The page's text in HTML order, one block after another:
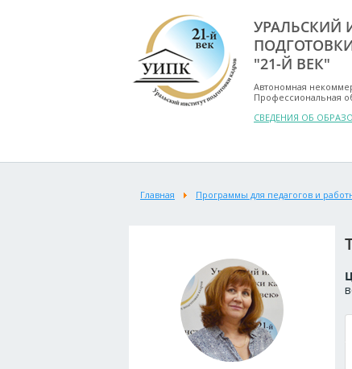
УРАЛЬСКИЙ
"21-Й ВЕК"
Автономная
Профессиональная
СВЕДЕНИЯ ОБ
Главная Программы для педагогов и